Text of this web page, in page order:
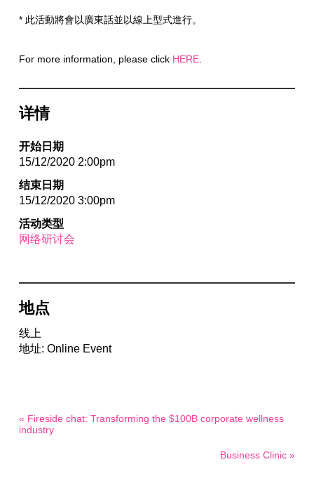
* 此活動將會以廣東話並以線上型式進行。
For more information, please click HERE.
详情
开始日期
15/12/2020 2:00pm
结束日期
15/12/2020 3:00pm
活动类型
网络研讨会
地点
线上
地址: Online Event
« Fireside chat: Transforming the $100B corporate wellness
industry
Business Clinic »